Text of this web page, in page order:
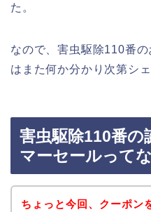
た。
なので、害虫駆除110番
はまた何か分かり次第シ
害虫駆除110番の
マーセールって
ちょっと今回、クーポン